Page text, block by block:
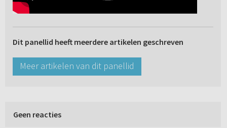
Dit panellid heeft meerdere artikelen geschreven
Meer artikelen van dit panellid
Geen reacties